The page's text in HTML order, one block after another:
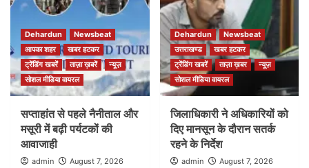
Dehardun
Newsbeat
आपका शहर
खबर हटकर
ट्रेंडिंग खबरें
ताज़ा ख़बरें
न्यूज़
सोशल मीडिया वायरल
सप्ताहांत से पहले नैनीताल और
मसूरी में बढ़ी पर्यटकों की
आवाजाही
admin August 7, 2026
Dehardun
Newsbeat
उत्तराखण्ड
खबर हटकर
ट्रेंडिंग खबरें
ताज़ा ख़बर
न्यूज़
सोशल मीडिया वायरल
जिलाधिकारी ने अधिकारियों को
दिए मानसून के दौरान सतर्क
रहने के निर्देश
admin August 7, 2026